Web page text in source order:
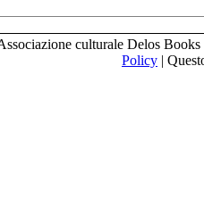
culturale Delos
Policy |